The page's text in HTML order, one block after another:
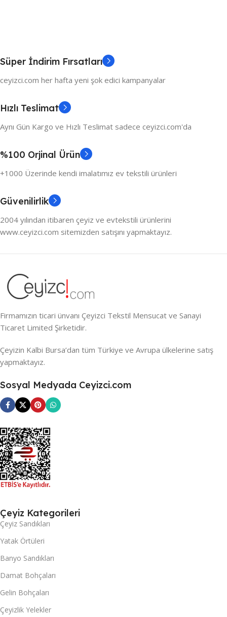
Süper İndirim Fırsatları
ceyizci.com her hafta yeni şok edici kampanyalar
Hızlı Teslimat
Aynı Gün Kargo ve Hızlı Teslimat sadece ceyizci.com'da
%100 Orjinal Ürün
+1000 Üzerinde kendi imalatımız ev tekstili ürünleri
Güvenilirlik
2004 yılından itibaren çeyiz ve evtekstili ürünlerini
www.ceyizci.com sitemizden satışını yapmaktayız.
Firmamızın ticari ünvanı Çeyizci Tekstil Mensucat ve Sanayi
Ticaret Limited Şirketidir.
Çeyizin Kalbi Bursa’dan tüm Türkiye ve Avrupa ülkelerine satış
yapmaktayız.
Sosyal Medyada Ceyizci.com
Çeyiz Kategorileri
Çeyiz Sandıkları
Yatak Örtüleri
Banyo Sandıkları
Damat Bohçaları
Gelin Bohçaları
Çeyizlik Yelekler